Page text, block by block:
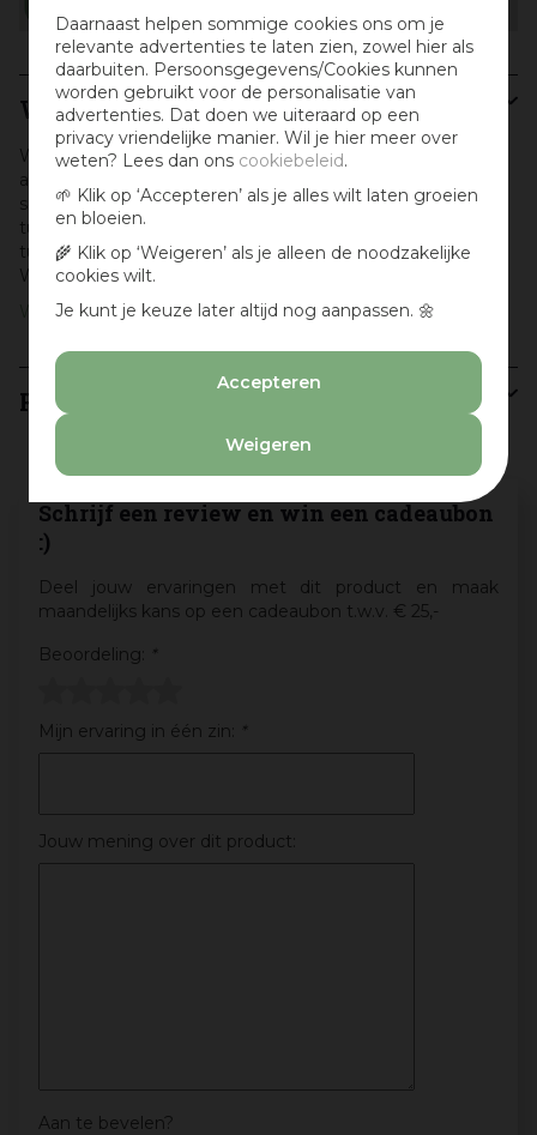
Daarnaast helpen sommige cookies ons om je
relevante advertenties te laten zien, zowel hier als
daarbuiten. Persoonsgegevens/Cookies kunnen
worden gebruikt voor de personalisatie van
advertenties. Dat doen we uiteraard op een
privacy vriendelijke manier. Wil je hier meer over
weten? Lees dan ons cookiebeleid.
🌱 Klik op ‘Accepteren’ als je alles wilt laten groeien
en bloeien.
🌾 Klik op ‘Weigeren’ als je alleen de noodzakelijke
cookies wilt.
Je kunt je keuze later altijd nog aanpassen. 🌼
Accepteren
Weigeren
Woodvision
Woon jij in Amstelveen, Aalsmeer, Hoofddorp of ergens
anders nabij Amsterdam en ben je op zoek naar een
schutting, overkapping, pergola of ander houten
tuinartikelen van Woodvision? Kom dan langs bij
tuincentrum Osdorp of bekijk een groot deel van ons
Woodvision assortiment hier online.
Woodvision
Recensies
Schrijf een review en win een cadeaubon
:)
Deel jouw ervaringen met dit product en maak
maandelijks kans op een cadeaubon t.w.v. € 25,-
Beoordeling:
*
Mijn ervaring in één zin: *
Jouw mening over dit product:
Aan te bevelen?